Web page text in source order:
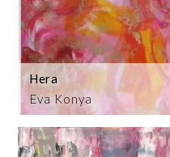
Eva Konya
Hera